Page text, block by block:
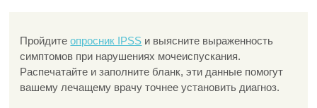
Пройдитеопросник IPSS и выясните выраженность
симптомов при нарушениях мочеиспускания.
Распечатайте и заполните бланк, эти данные помогут
вашему лечащему врачу точнее установить диагноз.